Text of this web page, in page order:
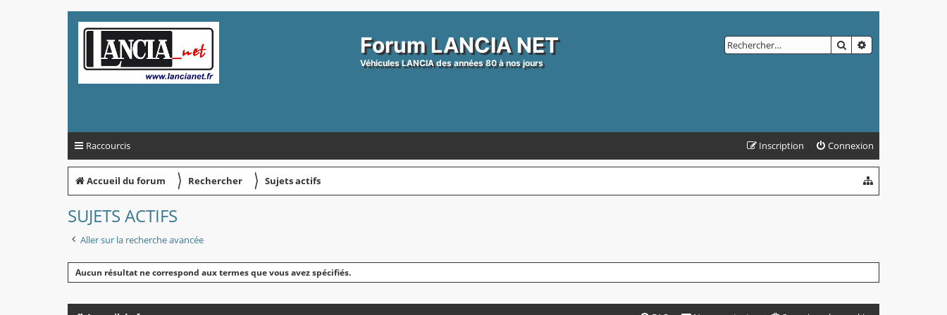
Forum LANCIA NET
Véhicules LANCIA des années 80 à nos jours
RECHERCHER
Raccourcis Connexion
Inscription
Accueil du forum 〉 Rechercher 〉 Sujets actifs
SUJETS ACTIFS
Aller sur la recherche avancée
Aucun résultat ne correspond aux termes que vous avez spécifiés.